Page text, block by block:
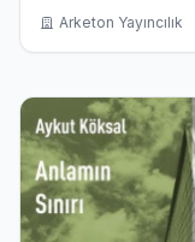
Arketon Yayıncılık